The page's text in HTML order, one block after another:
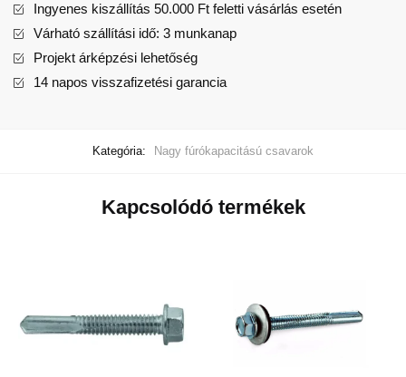
Ingyenes kiszállítás 50.000 Ft feletti vásárlás esetén
Várható szállítási idő: 3 munkanap
Projekt árképzési lehetőség
14 napos visszafizetési garancia
Kategória: Nagy fúrókapacitású csavarok
Kapcsolódó termékek